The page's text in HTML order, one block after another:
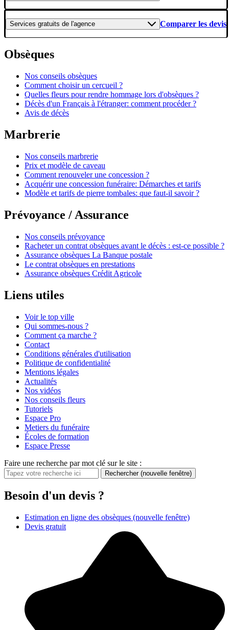
Services gratuits de l'agence Comparer les devis
Obsèques
Nos conseils obsèques
Comment choisir un cercueil ?
Quelles fleurs pour rendre hommage lors d'obsèques ?
Décès d'un Français à l'étranger: comment procéder ?
Avis de décès
Marbrerie
Nos conseils marbrerie
Prix et modèle de caveau
Comment renouveler une concession ?
Acquérir une concession funéraire: Démarches et tarifs
Modèle et tarifs de pierre tombales: que faut-il savoir ?
Prévoyance / Assurance
Nos conseils prévoyance
Racheter un contrat obsèques avant le décès : est-ce possible ?
Assurance obsèques La Banque postale
Le contrat obsèques en prestations
Assurance obsèques Crédit Agricole
Liens utiles
Voir le top ville
Qui sommes-nous ?
Comment ça marche ?
Contact
Conditions générales d'utilisation
Politique de confidentialité
Mentions légales
Actualités
Nos vidéos
Nos conseils fleurs
Tutoriels
Espace Pro
Metiers du funéraire
Écoles de formation
Espace Presse
Faire une recherche par mot clé sur le site :
Rechercher (nouvelle fenêtre)
Besoin d'un devis ?
Estimation en ligne des obsèques (nouvelle fenêtre)
Devis gratuit